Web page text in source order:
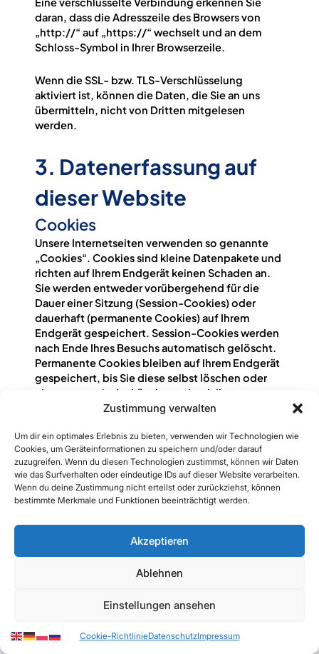
Zustimmung verwalten
Um dir ein optimales Erlebnis zu bieten, verwenden wir Technologien wie
Cookies, um Geräteinformationen zu speichern und/oder darauf
zuzugreifen. Wenn du diesen Technologien zustimmst, können wir Daten
wie das Surfverhalten oder eindeutige IDs auf dieser Website verarbeiten.
Wenn du deine Zustimmung nicht erteilst oder zurückziehst, können
bestimmte Merkmale und Funktionen beeinträchtigt werden.
Akzeptieren
Ablehnen
Einstellungen ansehen
Cookie-RichtlinieDatenschutzImpressum
daran, dass die Adresszeile des Browsers von
„http://“ auf „https://“ wechselt und an dem
Schloss-Symbol in Ihrer Browserzeile.
Wenn die SSL- bzw. TLS-Verschlüsselung
aktiviert ist, können die Daten, die Sie an uns
übermitteln, nicht von Dritten mitgelesen
werden.
3. Datenerfassung auf
dieser Website
Cookies
Unsere Internetseiten verwenden so genannte
„Cookies“. Cookies sind kleine Datenpakete und
richten auf Ihrem Endgerät keinen Schaden an.
Sie werden entweder vorübergehend für die
Dauer einer Sitzung (Session-Cookies) oder
dauerhaft (permanente Cookies) auf Ihrem
Endgerät gespeichert. Session-Cookies werden
nach Ende Ihres Besuchs automatisch gelöscht.
Permanente Cookies bleiben auf Ihrem Endgerät
gespeichert, bis Sie diese selbst löschen oder
eine automatische Löschung durch Ihren
Webbrowser erfolgt.
Cookies können von uns (First-Party-Cookies)
oder von Drittunternehmen stammen (sog.
Third-Party-Cookies). Third-Party-Cookies
ermöglichen die Einbindung bestimmter
Dienstleistungen von Drittunternehmen
Zahlreiche Cookies sind technisch notwendig,
nicht funktionieren würden (z. B. die
Videos). Andere Cookies können zur Auswertung